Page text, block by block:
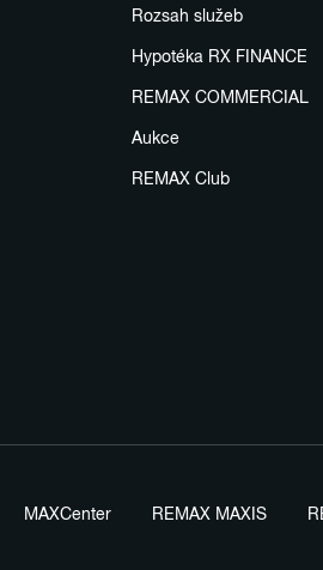
Rozsah služeb
Hypotéka RX FINANCE
REMAX COMMERCIAL
Aukce
REMAX Club
MAXCenter REMAX MAXIS